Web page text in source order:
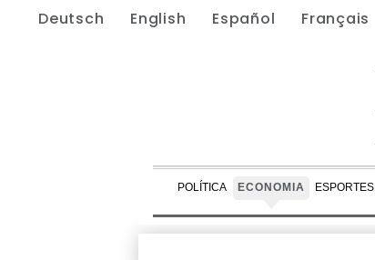
Deutsch English Español Français
POLÍTICA ECONOMIA ESPORTES